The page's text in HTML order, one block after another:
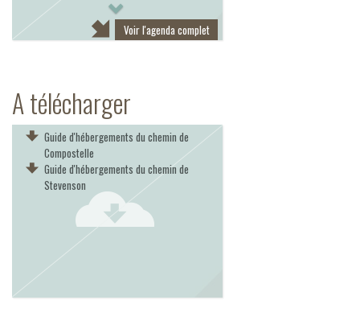
Voir l'agenda complet
A télécharger
Guide d'hébergements du chemin de
Compostelle
Guide d'hébergements du chemin de
Stevenson